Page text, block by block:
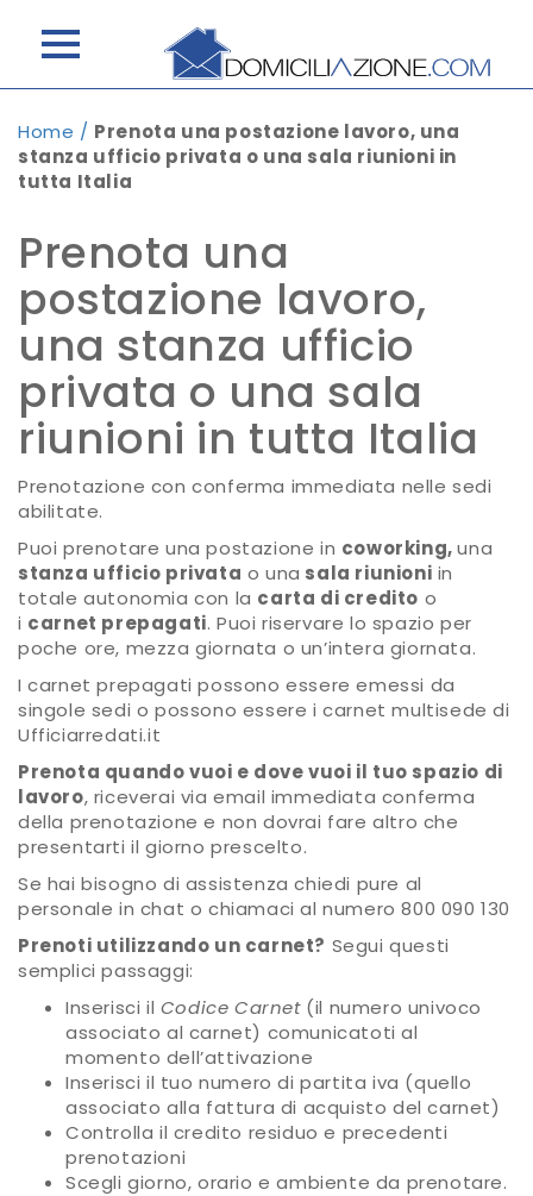
Home / Prenota una postazione lavoro, una
stanza ufficio privata o una sala riunioni in
tutta Italia
Prenota una
postazione lavoro,
una stanza ufficio
privata o una sala
riunioni in tutta Italia
Prenotazione con conferma immediata nelle sedi
abilitate.
Puoi prenotare una postazione in coworking,una
stanza ufficio privata o una sala riunioni in
totale autonomia con la carta di credito o
i carnet prepagati. Puoi riservare lo spazio per
poche ore, mezza giornata o un’intera giornata.
I carnet prepagati possono essere emessi da
singole sedi o possono essere i carnet multisede di
Ufficiarredati.it
Prenota quando vuoi e dove vuoi il tuo spazio di
lavoro, riceverai via email immediata conferma
della prenotazione e non dovrai fare altro che
presentarti il giorno prescelto.
Se hai bisogno di assistenza chiedi pure al
personale in chat o chiamaci al numero 800 090 130
Prenoti utilizzando un carnet? Segui questi
semplici passaggi:
Inserisci il Codice Carnet(il numero univoco
associato al carnet) comunicatoti al
momento dell’attivazione
Inserisci il tuo numero di partita iva (quello
associato alla fattura di acquisto del carnet)
Controlla il credito residuo e precedenti
prenotazioni
Scegli giorno, orario e ambiente da prenotare.